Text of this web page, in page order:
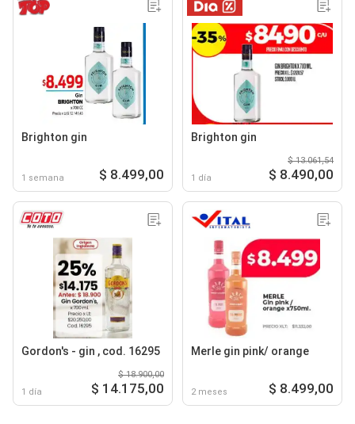
Brighton gin
1 semana $ 8.499,00
Brighton gin
1 día
$ 13.061,54
$ 8.490,00
Gordon's - gin , cod. 16295
1 día
$ 18.900,00
$ 14.175,00
Merle gin pink/ orange
2 meses $ 8.499,00